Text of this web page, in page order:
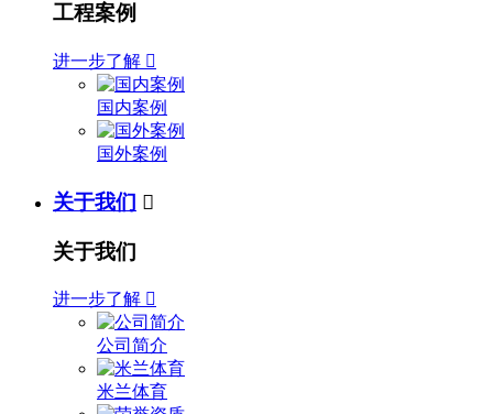
工程案例
进一步了解 
国内案例
国外案例
关于我们 
关于我们
进一步了解 
公司简介
米兰体育